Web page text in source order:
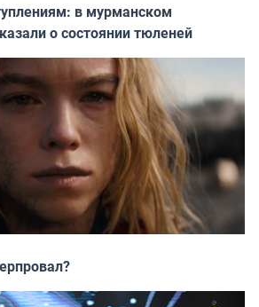
в мурманском
о состоянии тюленей